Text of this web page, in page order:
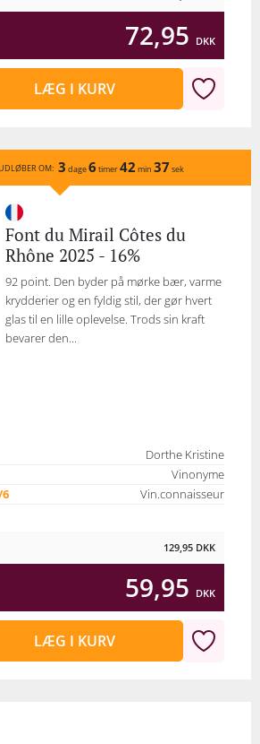
72,95 DKK
LÆG I KURV
OM: 3 dage6 timer42 min 37 sek
Font du Mirail Côtes du
Rhône 2025 - 16%
92 point. Den byder på mørke bær, varme
krydderier og en fyldig stil, der gør hvert
glas til en lille oplevelse. Trods sin kraft
bevarer den...
Dorthe Kristine
Vinonyme
Vin.connaisseur
129,95 DKK
59,95 DKK
LÆG I KURV